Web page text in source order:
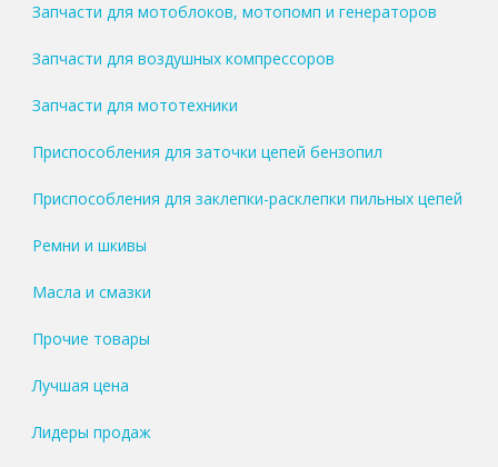
Запчасти для мотоблоков, мотопомп и генераторов
Запчасти для воздушных компрессоров
Запчасти для мототехники
Приспособления для заточки цепей бензопил
Приспособления для заклепки-расклепки пильных цепей
Ремни и шкивы
Масла и смазки
Прочие товары
Лучшая цена
Лидеры продаж